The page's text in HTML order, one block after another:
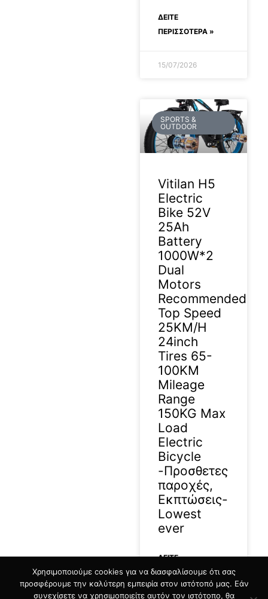
ΔΕΊΤΕ
ΠΕΡΙΣΣΟΤΕΡΑ »
15/07/2026
SPORTS &
OUTDOOR
Vitilan H5
Electric
Bike 52V
25Ah
Battery
1000W*2
Dual
Motors
Recommended
Top Speed
25KM/H
24inch
Tires 65-
100KM
Mileage
Range
150KG Max
Load
Electric
Bicycle
-Προσθετες
παροχές,
Εκπτώσεις-
Lowest
ever
ΔΕΊΤΕ
ΠΕΡΙΣΣΟΤΕΡΑ »
Χρησιμοποιούμε cookies για να διασφαλίσουμε ότι σας
προσφέρουμε την καλύτερη εμπειρία στον ιστότοπό μας. Εάν
συνεχίσετε να χρησιμοποιείτε αυτόν τον ιστότοπο, θα